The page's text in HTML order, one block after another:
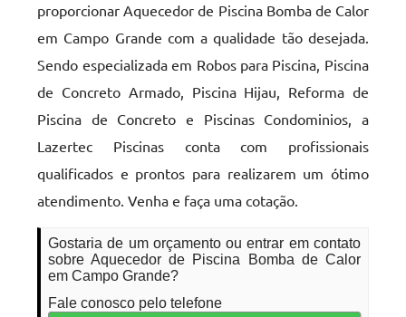
proporcionar Aquecedor de Piscina Bomba de Calor
em Campo Grande com a qualidade tão desejada.
Sendo especializada em Robos para Piscina, Piscina
de Concreto Armado, Piscina Hijau, Reforma de
Piscina de Concreto e Piscinas Condominios, a
Lazertec Piscinas conta com profissionais
qualificados e prontos para realizarem um ótimo
atendimento. Venha e faça uma cotação.
Gostaria de um orçamento ou entrar em contato
sobre Aquecedor de Piscina Bomba de Calor
em Campo Grande?
Fale conosco pelo telefone